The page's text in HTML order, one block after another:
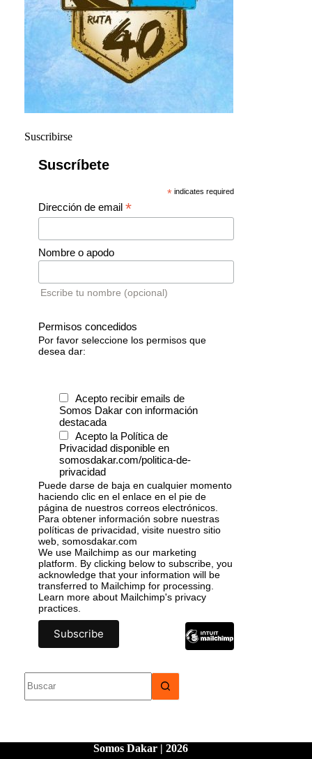
Suscribirse
Suscríbete
* indicates required
Dirección de email *
Nombre o apodo
Escribe tu nombre (opcional)
Permisos concedidos
Por favor seleccione los permisos que
desea dar:
Acepto recibir emails de
Somos Dakar con información
destacada
Acepto la Política de
Privacidad disponible en
somosdakar.com/politica-de-
privacidad
Puede darse de baja en cualquier momento
haciendo clic en el enlace en el pie de
página de nuestros correos electrónicos.
Para obtener información sobre nuestras
políticas de privacidad, visite nuestro sitio
web, somosdakar.com
We use Mailchimp as our marketing
platform. By clicking below to subscribe, you
acknowledge that your information will be
transferred to Mailchimp for processing.
Learn more about Mailchimp's privacy
practices.
Somos Dakar | 2026